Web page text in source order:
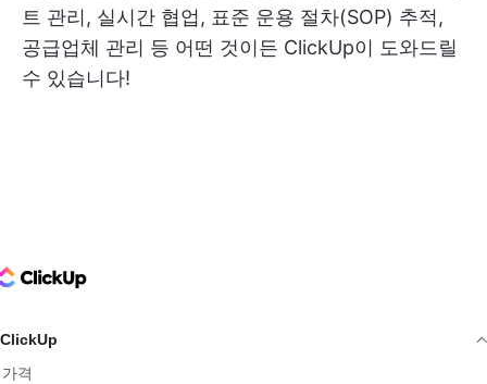
트 관리, 실시간 협업, 표준 운용 절차(SOP) 추적,
공급업체 관리 등 어떤 것이든 ClickUp이 도와드릴
수 있습니다!
Logo
ClickUp
가격